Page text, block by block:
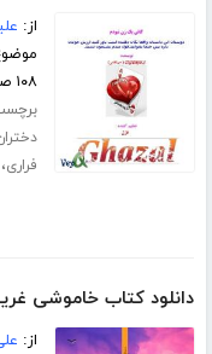
از:
۱۰۸ صفحه
فراری
دانلود کتاب خاموشی
از: